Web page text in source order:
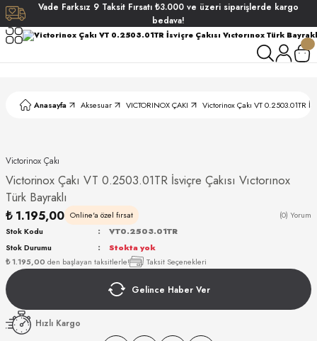
Vade Farksız 9 Taksit Fırsatı ₺3.000 ve üzeri siparişlerde kargo
bedava!
Anasayfa Aksesuar VICTORINOX ÇAKI Victorinox Çakı VT 0.2503.01TR
Victorinox Çakı
Victorinox Çakı VT 0.2503.01TR İsviçre Çakısı Vıctorınox
Türk Bayraklı
₺ 1.195,00 Online'a özel fırsat (0) Yorum
₺ 1.195,00 den başlayan taksitlerle! Taksit Seçenekleri
Stok Kodu
VT0.2503.01TR
Stok Durumu
Stokta yok
Gelince Haber Ver
Hızlı Kargo